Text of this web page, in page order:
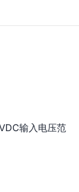
输入电压范